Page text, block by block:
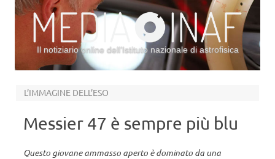
Il notiziario online dell’Istituto nazionale di astrofisica
L’IMMAGINE DELL’ESO
Messier 47 è sempre più blu
Questo giovane ammasso aperto è dominato da una